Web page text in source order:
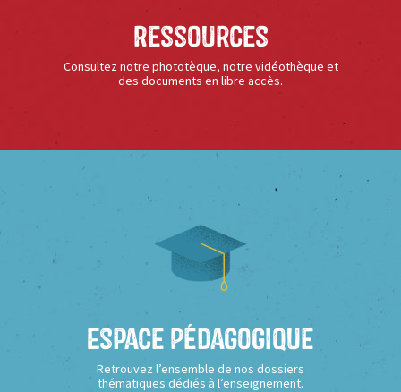
Ressources
Consultez notre phototèque, notre vidéothèque et
des documents en libre accès.
Espace Pédagogique
Retrouvez l’ensemble de nos dossiers
thématiques dédiés à l’enseignement.